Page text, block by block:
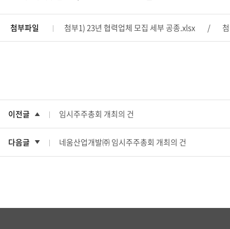
첨부파일 첨부1) 23년 협력업체 모집 세부 공종.xlsx
이전글 임시주주총회 개최의 건
다음글 네움산업개발㈜ 임시주주총회 개최의 건